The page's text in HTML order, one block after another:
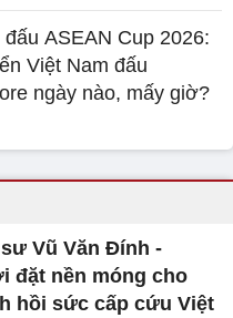
đấu ASEAN Cup 2026:
Việt Nam đấu
ngày nào, mấy giờ?
Vũ Văn Đính -
đặt nền móng cho
hồi sức cấp cứu Việt